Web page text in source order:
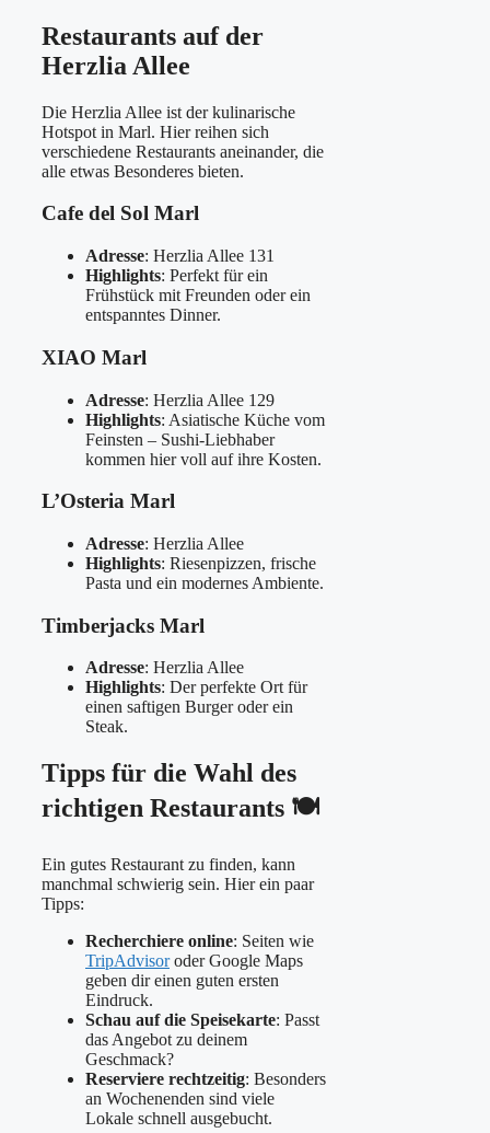
Restaurants auf der
Herzlia Allee
Die Herzlia Allee ist der kulinarische
Hotspot in Marl. Hier reihen sich
verschiedene Restaurants aneinander, die
alle etwas Besonderes bieten.
Cafe del Sol Marl
Adresse: Herzlia Allee 131
Highlights: Perfekt für ein
Frühstück mit Freunden oder ein
entspanntes Dinner.
XIAO Marl
Adresse: Herzlia Allee 129
Highlights: Asiatische Küche vom
Feinsten – Sushi-Liebhaber
kommen hier voll auf ihre Kosten.
L’Osteria Marl
Adresse: Herzlia Allee
Highlights: Riesenpizzen, frische
Pasta und ein modernes Ambiente.
Timberjacks Marl
Adresse: Herzlia Allee
Highlights: Der perfekte Ort für
einen saftigen Burger oder ein
Steak.
Tipps für die Wahl des
richtigen Restaurants 🍽
Ein gutes Restaurant zu finden, kann
manchmal schwierig sein. Hier ein paar
Tipps:
Recherchiere online: Seiten wie
TripAdvisoroder Google Maps
geben dir einen guten ersten
Eindruck.
Schau auf die Speisekarte: Passt
das Angebot zu deinem
Geschmack?
Reserviere rechtzeitig: Besonders
an Wochenenden sind viele
Lokale schnell ausgebucht.